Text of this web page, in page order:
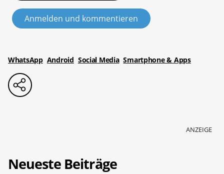
Anmelden und kommentieren
WhatsApp Android Social Media Smartphone & Apps
ANZEIGE
Neueste Beiträge